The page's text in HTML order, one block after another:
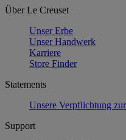
Über Le Creuset
Unser Erbe
Unser Handwerk
Karriere
Store Finder
Statements
Unsere Verpflichtung
Support